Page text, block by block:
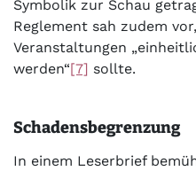
Symbolik zur Schau
Reglement sah zudem
Veranstaltungen
werden“[7] sollte.
Schadensbegrenzung
In einem Leserbrief